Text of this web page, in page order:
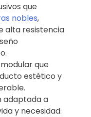
que
nobles,
alta resistencia
que
estético y
adaptada a
y necesidad.